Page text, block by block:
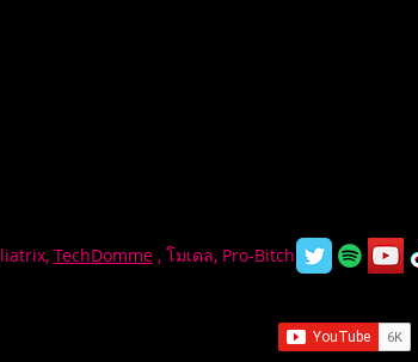
TechDomme , โมเดล, Pro-Bitch